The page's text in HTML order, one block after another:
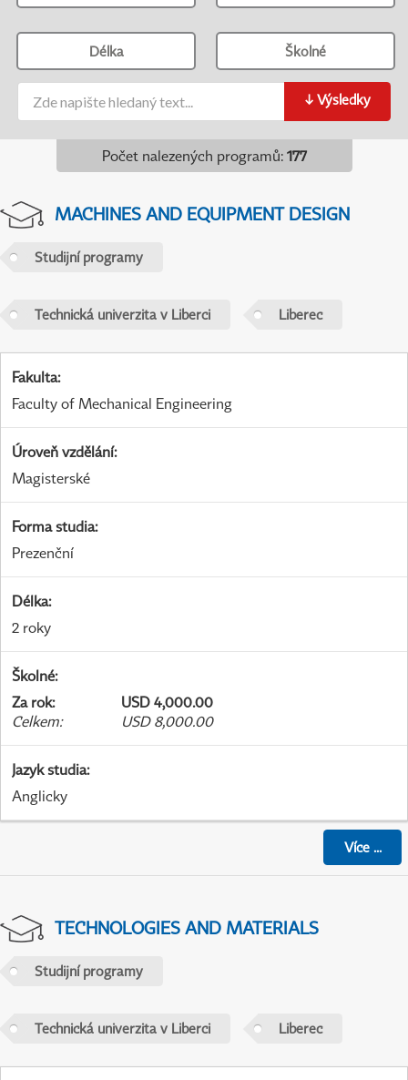
Délka Školné
↓ Výsledky
Počet nalezených programů: 177
MACHINES AND EQUIPMENT DESIGN
Studijní programy
Technická univerzita v Liberci Liberec
Fakulta:
Faculty of Mechanical Engineering
Úroveň vzdělání:
Magisterské
Forma studia:
Prezenční
Délka:
2 roky
Školné:
Za rok:
USD 4,000.00
Celkem: USD 8,000.00
Jazyk studia:
Anglicky
Více...
TECHNOLOGIES AND MATERIALS
Studijní programy
Technická univerzita v Liberci Liberec